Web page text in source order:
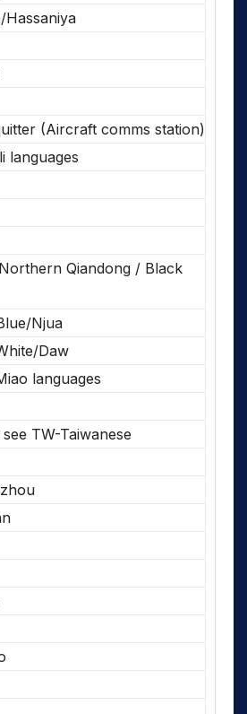
Hassaniya
(Aircraft comms station)
languages
Qiandong / Black
Njua
Daw
languages
TW-Taiwanese